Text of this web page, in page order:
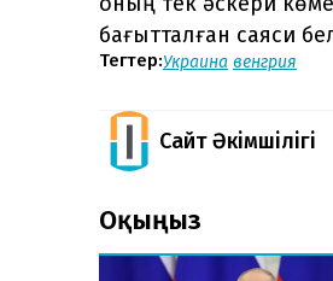
бағытталған саяси
Тегтер:Украина венгрия
Сайт Әкімшілігі
Оқыңыз